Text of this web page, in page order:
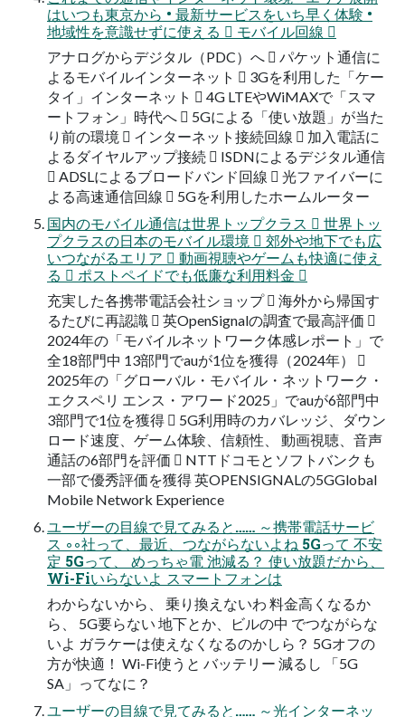
はいつも東京から • 最新サービスをいち早く体験 •
地域性を意識せずに使える  モバイル回線 
アナログからデジタル（PDC）へ  パケット通信に
よるモバイルインターネット  3Gを利用した「ケー
タイ」インターネット  4G LTEやWiMAXで「スマ
ートフォン」時代へ  5Gによる「使い放題」が当た
り前の環境  インターネット接続回線  加入電話に
よるダイヤルアップ接続  ISDNによるデジタル通信
 ADSLによるブロードバンド回線  光ファイバーに
よる高速通信回線  5Gを利用したホームルーター
国内のモバイル通信は世界トップクラス  世界トッ
プクラスの日本のモバイル環境  郊外や地下でも広
いつながるエリア  動画視聴やゲームも快適に使え
る  ポストペイドでも低廉な利用料金 
充実した各携帯電話会社ショップ  海外から帰国す
るたびに再認識  英OpenSignalの調査で最高評価 
2024年の「モバイルネットワーク体感レポート」で
全18部門中 13部門でauが1位を獲得（2024年） 
2025年の「グローバル・モバイル・ネットワーク・
エクスペリ エンス・アワード2025」でauが6部門中
3部門で1位を獲得  5G利用時のカバレッジ、ダウン
ロード速度、ゲーム体験、信頼性、 動画視聴、音声
通話の6部門を評価  NTTドコモとソフトバンクも
一部で優秀評価を獲得 英OPENSIGNALの5GGlobal
Mobile Network Experience
ユーザーの目線で見てみると…… ～携帯電話サービ
ス ◦◦社って、最近、つながらないよね 5Gって 不安
定 5Gって、 めっちゃ電 池減る？ 使い放題だから、
Wi-Fiいらないよ スマートフォンは
わからないから、 乗り換えないわ 料金高くなるか
ら、 5G要らない 地下とか、ビルの中 でつながらな
いよ ガラケーは使えなくなるのかしら？ 5Gオフの
方が快適！ Wi-Fi使うと バッテリー 減るし 「5G
SA」ってなに？
ユーザーの目線で見てみると…… ～光インターネッ